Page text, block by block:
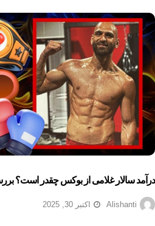
درآمد سالار غلامی از بوکس چقدر است؟
Alishanti اکتبر 30, 2025